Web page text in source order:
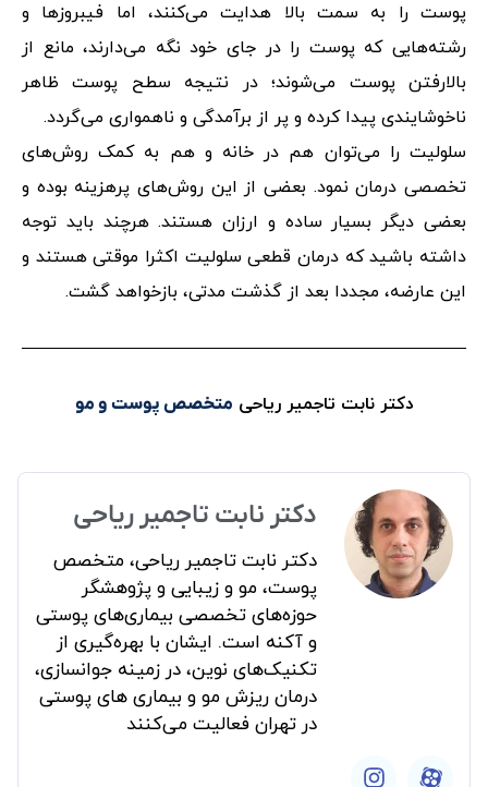
پوست را به سمت بالا هدایت می‌کنند، اما فیبروزها و
رشته‌هایی که پوست را در جای خود نگه می‌دارند، مانع از
بالارفتن پوست می‌شوند؛ در نتیجه سطح پوست ظاهر
ناخوشایندی پیدا کرده و پر از برآمدگی و ناهمواری می‌گردد.
سلولیت را می‌توان هم در خانه و هم به کمک روش‌های
تخصصی درمان نمود. بعضی از این روش‌های پرهزینه بوده و
بعضی دیگر بسیار ساده و ارزان هستند. هرچند باید توجه
داشته باشید که درمان‌ قطعی سلولیت اکثرا موقتی هستند و
این عارضه، مجددا بعد از گذشت مدتی، بازخواهد گشت.
دکتر نابت تاجمیر ریاحی متخصص پوست و مو
دکتر نابت تاجمیر ریاحی
دکتر نابت تاجمیر ریاحی، متخصص
پوست، مو و زیبایی و پژوهشگر
حوزه‌های تخصصی بیماری‌های پوستی
و آکنه است. ایشان با بهره‌گیری از
تکنیک‌های نوین، در زمینه جوانسازی،
درمان ریزش مو و بیماری های پوستی
در تهران فعالیت می‌کنند